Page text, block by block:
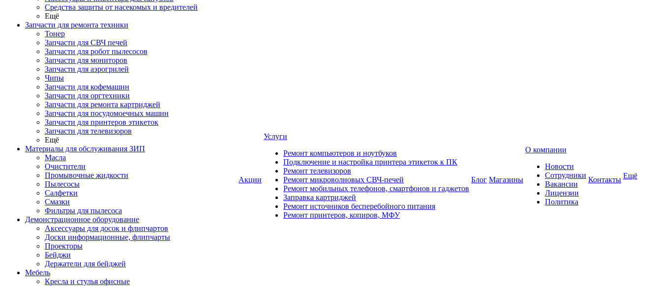
Средства защиты от насекомых и вредителей
Ещё
Запчасти для ремонта техники
Тонер
Запчасти для СВЧ печей
Запчасти для робот пылесосов
Запчасти для мониторов
Запчасти для аэрогрилей
Чипы
Запчасти для кофемашин
Запчасти для оргтехники
Запчасти для ремонта картриджей
Запчасти для посудомоечных машин
Запчасти для принтеров этикеток
Запчасти для телевизоров
Ещё
Материалы для обслуживания ЗИП
Масла
Очистители
Промывочные жидкости
Пылесосы
Салфетки
Смазки
Фильтры для пылесоса
Демонстрационное оборудование
Аксессуары для досок и флипчартов
Доски информационные, флипчарты
Проекторы
Бейджи
Держатели для бейджей
Мебель
Кресла и стулья офисные
Акции
Услуги
Ремонт компьютеров и ноутбуков
Подключение и настройка принтера этикеток к ПК
Ремонт телевизоров
Ремонт микроволновых СВЧ-печей
Ремонт мобильных телефонов, смартфонов и гаджетов
Заправка картриджей
Ремонт источников бесперебойного питания
Ремонт принтеров, копиров, МФУ
Блог Магазины
О компании
Новости
Сотрудники
Вакансии
Лицензии
Политика
Контакты Ещё